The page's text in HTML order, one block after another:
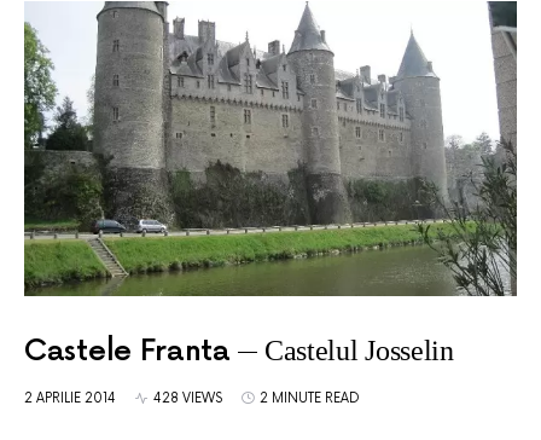
Castele Franta Castelul Josselin
2 APRILIE 2014 428 VIEWS 2 MINUTE READ